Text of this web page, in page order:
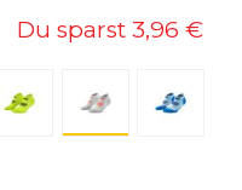
Du sparst 3,96 €